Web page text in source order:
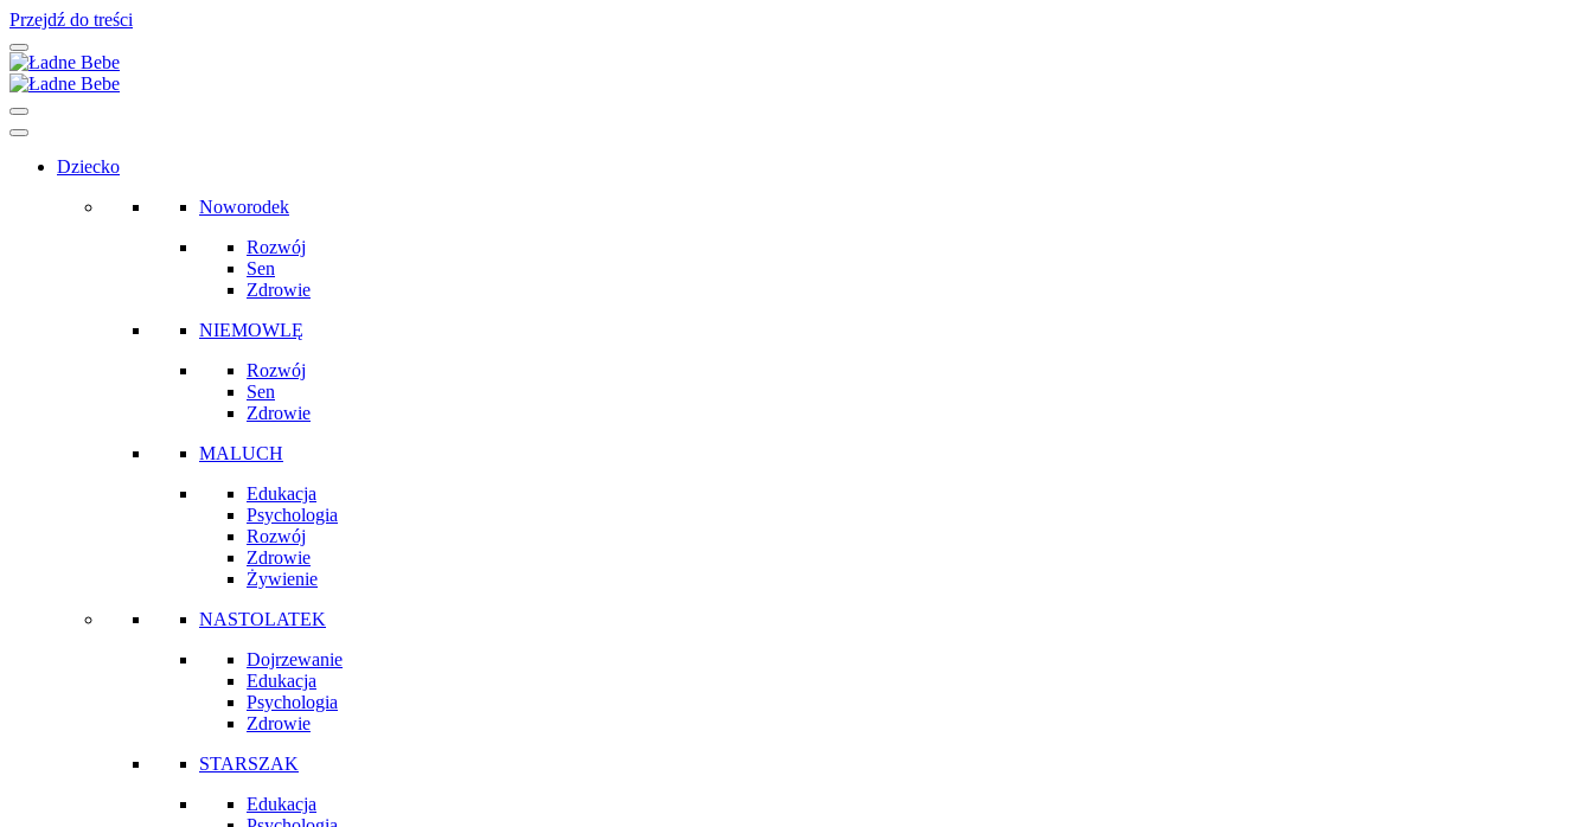
Przejdź do treści
Main
Navigation
Dziecko
Noworodek
Rozwój
Sen
Zdrowie
NIEMOWLĘ
Rozwój
Sen
Zdrowie
MALUCH
Edukacja
Psychologia
Rozwój
Zdrowie
Żywienie
NASTOLATEK
Dojrzewanie
Edukacja
Psychologia
Zdrowie
STARSZAK
Edukacja